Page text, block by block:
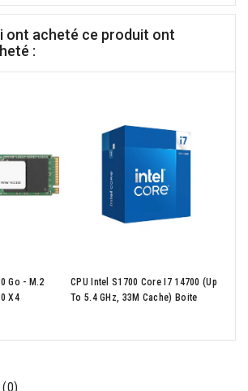
ont acheté ce produit ont
:
Go - M.2
X4
CPU Intel S1700 Core I7 14700 (up
To 5.4 GHz, 33M Cache) Boite